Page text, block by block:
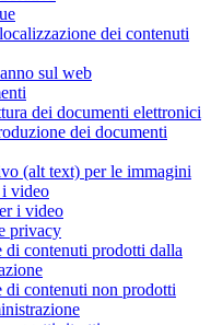
dei contenuti
sul web
dei documenti elettronici
dei documenti
(alt text) per le immagini
video
i video
privacy
di contenuti prodotti dalla
di contenuti non prodotti